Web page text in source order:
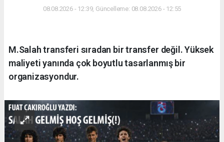
08.08.2026 - 12:39, Güncelleme: 08.08.2026 - 12:55
M.Salah transferi sıradan bir transfer değil. Yüksek
maliyeti yanında çok boyutlu tasarlanmış bir
organizasyondur.